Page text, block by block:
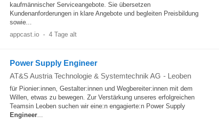
kaufmännischer Serviceangebote. Sie übersetzen
Kundenanforderungen in klare Angebote und begleiten Preisbildung
sowie...
appcast.io - 4 Tage alt
Power Supply Engineer
AT&S Austria Technologie & Systemtechnik AG - Leoben
für Pionier:innen, Gestalter:innen und Wegbereiter:innen mit dem
Willen, etwas zu bewegen. Zur Verstärkung unseres erfolgreichen
Teamsin Leoben suchen wir eine:n engagierte:n Power Supply
Engineer...